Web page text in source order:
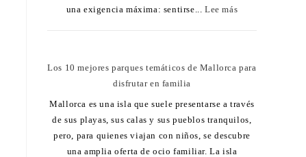
una exigencia máxima: sentirse...Lee más
Los 10 mejores parques temáticos de Mallorca para
disfrutar en familia
Mallorca es una isla que suele presentarse a través
de sus playas, sus calas y sus pueblos tranquilos,
pero, para quienes viajan con niños, se descubre
una amplia oferta de ocio familiar. La isla